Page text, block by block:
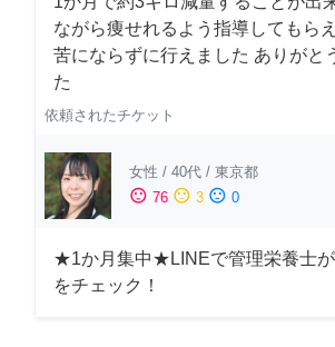
ながら痩せれるよう指導してもら
苦にならずに行えました ありがと
た
依頼されたチケット
女性 / 40代 / 東京都
sentiment_satisfied 76 sentiment_neutral 3 sentiment_dissatisfied 0
★1か月集中★LINEで管理栄養士
をチェック！